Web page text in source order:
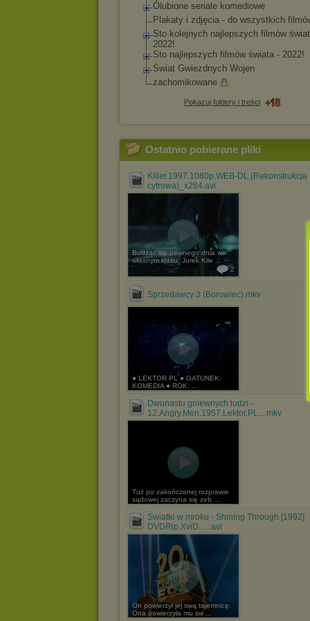
Ólubione seriale komediowe
Plakaty i zdjęcia - do wszystkich
Sto kolejnych najlepszych filmów
2022!
Sto najlepszych filmów świata - 2022!
Świat Gwiezdnych Wojen
zachomikowane
Pokazuj foldery i treści
Ostatnio pobierane pliki
Killer.1997.1080p.WEB-DL.(Rekonstrukcja
cyfrowa)_x264.avi
Budząc się pewnego dnia we
własnym łóżku, Jurek Kile ...
2
Sprzedawcy 3 (Borowiec).mkv
● LEKTOR PL ● GATUNEK:
KOMEDIA ● ROK: ...
Dwunastu gniewnych ludzi -
12.Angry.Men.1957.Lektor.PL....mkv
Tuż po zakończonej rozprawie
sądowej zaczyna się zeb ...
Światło w mroku - Shining Through [1992]
DVDRip.XviD. ....avi
On powierzył jej swą tajemnicę.
Ona powierzyła mu sw ...